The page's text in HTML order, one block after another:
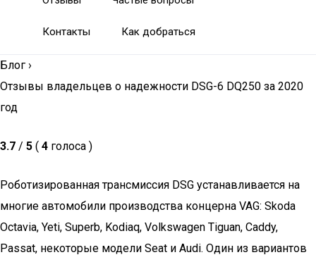
Контакты Как добраться
Блог ›
Отзывы владельцев о надежности DSG-6 DQ250 за 2020
год
3.7 / 5 ( 4 голоса )
Роботизированная трансмиссия DSG устанавливается на
многие автомобили производства концерна VAG: Skoda
Octavia, Yeti, Superb, Kodiaq, Volkswagen Tiguan, Caddy,
Passat, некоторые модели Seat и Audi. Один из вариантов